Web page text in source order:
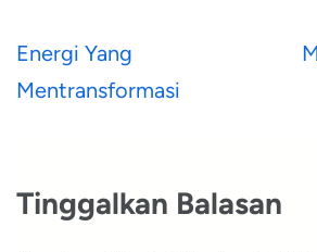
Navigasi
pos
Energi Yang
Mentransformasi
Tinggalkan Balasan